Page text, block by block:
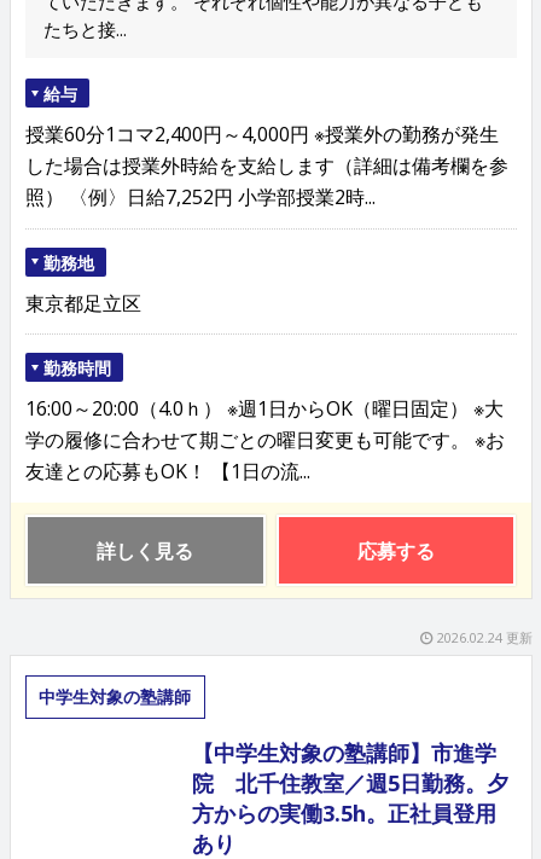
たちと接...
給与
授業60分1コマ2,400円～4,000円 ※授業外の勤務が発生
した場合は授業外時給を支給します（詳細は備考欄を参
照） 〈例〉日給7,252円 小学部授業2時...
勤務地
東京都足立区
勤務時間
16:00～20:00（4.0ｈ） ※週1日からOK（曜日固定） ※大
学の履修に合わせて期ごとの曜日変更も可能です。 ※お
友達との応募もOK！ 【1日の流...
詳しく見る 応募する
2026.02.24 更新
中学生対象の塾講師
【中学生対象の塾講師】市進学
院 北千住教室／週5日勤務。夕
方からの実働3.5h。正社員登用
あり